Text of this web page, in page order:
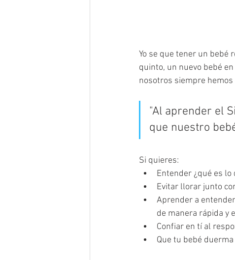
Yo se que tener un bebé
quinto, un nuevo bebé
nosotros siempre
"Al aprender el
que nuestro
Si quieres:
Entender ¿qué es
Evitar llorar junto
Aprender a
de manera rápida y
Confiar en tí al
Que tu bebé